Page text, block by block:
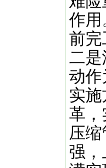
作用
前完
二是
动作
实
革，
压
强，